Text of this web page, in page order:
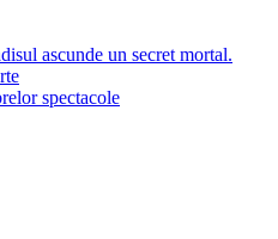
ascunde un secret mortal.
spectacole